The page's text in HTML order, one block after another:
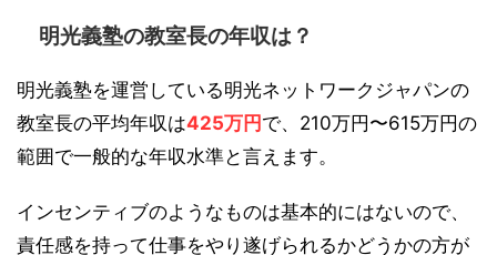
明光義塾の教室長の年収は？
明光義塾を運営している明光ネットワークジャパンの
教室長の平均年収は425万円 で、210万円〜615万円の
範囲で一般的な年収水準と言えます。
インセンティブのようなものは基本的にはないので、
責任感を持って仕事をやり遂げられるかどうかの方が